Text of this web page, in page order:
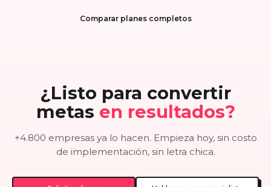
Comparar planes completos
¿Listo para convertir
metas en resultados?
+4.800 empresas ya lo hacen. Empieza hoy, sin costo
de implementación, sin letra chica.